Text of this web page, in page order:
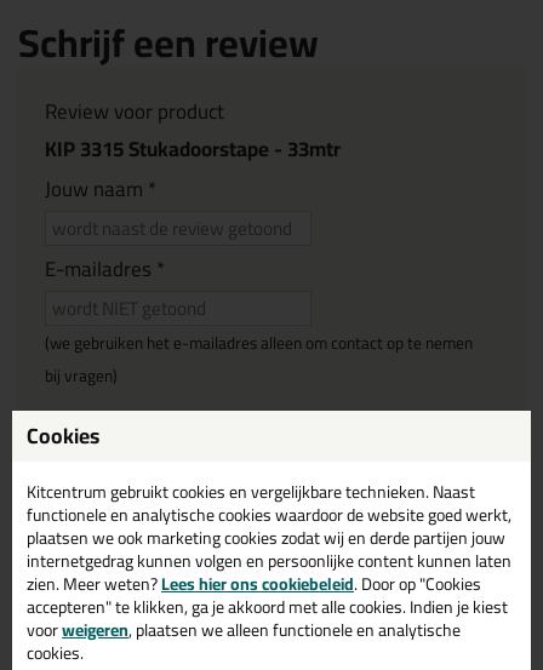
Schrijf een review
Review voor product
KIP 3315 Stukadoorstape - 33mtr
Jouw naam *
E-mailadres *
(we gebruiken het e-mailadres alleen om contact op te nemen
bij vragen)
Reviewtitel *
Je ervaring
Cookies
Kitcentrum gebruikt cookies en vergelijkbare technieken. Naast
functionele en analytische cookies waardoor de website goed werkt,
plaatsen we ook marketing cookies zodat wij en derde partijen jouw
internetgedrag kunnen volgen en persoonlijke content kunnen laten
zien. Meer weten?Lees hier ons cookiebeleid. Door op "Cookies
accepteren" te klikken, ga je akkoord met alle cookies. Indien je kiest
voorweigeren, plaatsen we alleen functionele en analytische
cookies.